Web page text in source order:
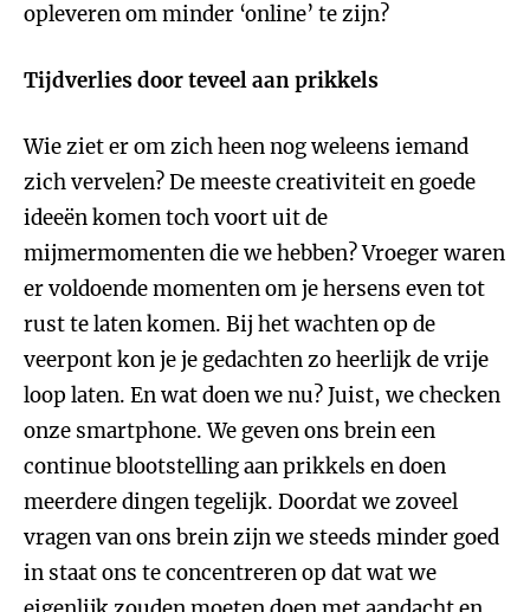
opleveren om minder ‘online’ te zijn?
Tijdverlies door teveel aan prikkels
Wie ziet er om zich heen nog weleens iemand
zich vervelen? De meeste creativiteit en goede
ideeën komen toch voort uit de
mijmermomenten die we hebben? Vroeger waren
er voldoende momenten om je hersens even tot
rust te laten komen. Bij het wachten op de
veerpont kon je je gedachten zo heerlijk de vrije
loop laten. En wat doen we nu? Juist, we checken
onze smartphone. We geven ons brein een
continue blootstelling aan prikkels en doen
meerdere dingen tegelijk. Doordat we zoveel
vragen van ons brein zijn we steeds minder goed
in staat ons te concentreren op dat wat we